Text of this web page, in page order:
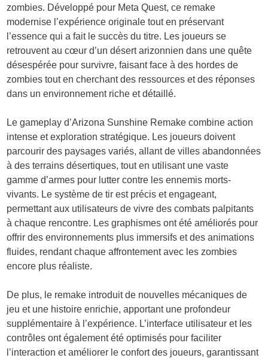
zombies. Développé pour Meta Quest, ce remake
modernise l’expérience originale tout en préservant
l’essence qui a fait le succès du titre. Les joueurs se
retrouvent au cœur d’un désert arizonnien dans une quête
désespérée pour survivre, faisant face à des hordes de
zombies tout en cherchant des ressources et des réponses
dans un environnement riche et détaillé.
Le gameplay d’Arizona Sunshine Remake combine action
intense et exploration stratégique. Les joueurs doivent
parcourir des paysages variés, allant de villes abandonnées
à des terrains désertiques, tout en utilisant une vaste
gamme d’armes pour lutter contre les ennemis morts-
vivants. Le système de tir est précis et engageant,
permettant aux utilisateurs de vivre des combats palpitants
à chaque rencontre. Les graphismes ont été améliorés pour
offrir des environnements plus immersifs et des animations
fluides, rendant chaque affrontement avec les zombies
encore plus réaliste.
De plus, le remake introduit de nouvelles mécaniques de
jeu et une histoire enrichie, apportant une profondeur
supplémentaire à l’expérience. L’interface utilisateur et les
contrôles ont également été optimisés pour faciliter
l’interaction et améliorer le confort des joueurs, garantissant